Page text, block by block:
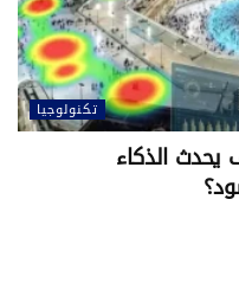
تكنولوجيا
الذكاء